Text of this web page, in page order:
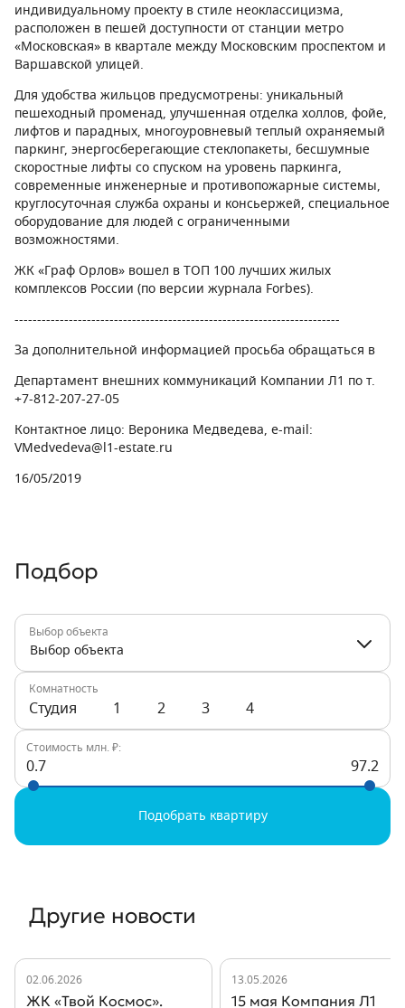
индивидуальному проекту в стиле неоклассицизма,
расположен в пешей доступности от станции метро
«Московская» в квартале между Московским проспектом и
Варшавской улицей.
Для удобства жильцов предусмотрены: уникальный
пешеходный променад, улучшенная отделка холлов, фойе,
лифтов и парадных, многоуровневый теплый охраняемый
паркинг, энергосберегающие стеклопакеты, бесшумные
скоростные лифты со спуском на уровень паркинга,
современные инженерные и противопожарные системы,
круглосуточная служба охраны и консьержей, специальное
оборудование для людей с ограниченными
возможностями.
ЖК «Граф Орлов» вошел в ТОП 100 лучших жилых
комплексов России (по версии журнала Forbes).
------------------------------------------------------------------------
За дополнительной информацией просьба обращаться в
Департамент внешних коммуникаций Компании Л1 по т.
+7-812-207-27-05
Контактное лицо: Вероника Медведева, e-mail:
VMedvedeva@l1-estate.ru
16/05/2019
Подбор
Выбор объекта
Выбор объекта
Комнатность
Студия 1 2 3 4
Стоимость млн. ₽:
0.7 97.2
Подобрать квартиру
Другие новости
02.06.2026
ЖК «Твой Космос».
13.05.2026
15 мая Компания Л1